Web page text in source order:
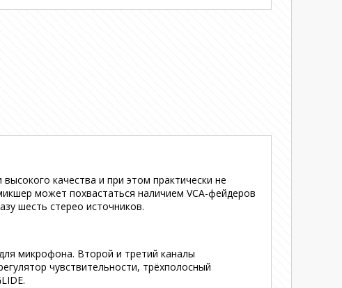
качества и при этом практически не
может похвастаться наличием VCA-фейдеров
шесть стерео источников.
микрофона. Второй и третий каналы
чувствительности, трёхполосный